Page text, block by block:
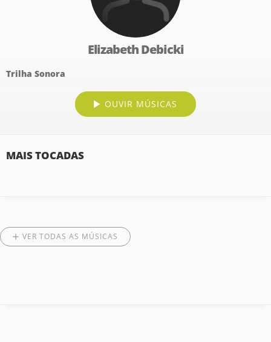
Elizabeth Debicki
Trilha Sonora
OUVIR MÚSICAS
MAIS TOCADAS
VER TODAS AS MÚSICAS